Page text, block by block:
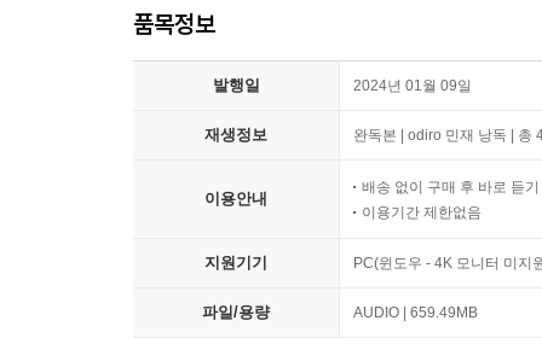
품목정보
발행일 2024년 01월 09일
재생정보 완독본 | odiro 민재 낭독 | 총
이용안내
배송 없이 구매 후 바로 듣기
이용기간 제한없음
지원기기 PC(윈도우 - 4K 모니터 미지
파일/용량 AUDIO | 659.49MB